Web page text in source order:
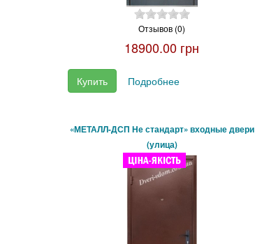
Отзывов (0)
18900.00 грн
Купить Подробнее
«МЕТАЛЛ-ДСП Не стандарт» входные двери
(улица)